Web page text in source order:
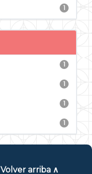
1
1
1
1
1
Volver arriba ∧